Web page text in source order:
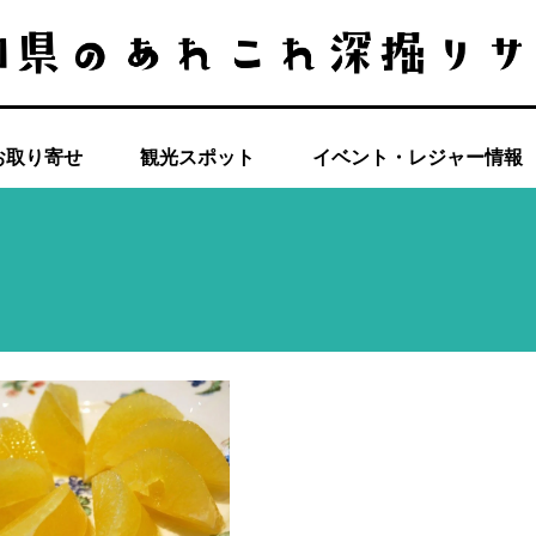
取り寄せ 観光スポット イベント・レジャー情報